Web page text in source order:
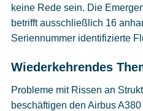
keine Rede sein. Die
betrifft ausschließlich 16
Seriennummer identifizierte
Wiederkehrendes
Probleme mit Rissen an
beschäftigen den Airbus